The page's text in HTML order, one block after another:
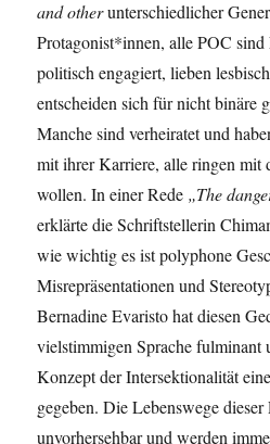
and otherunterschiedlicher
Protagonist*innen, alle POC
politisch engagiert, lieben
entscheiden sich für nicht binäre
Manche sind verheiratet und
mit ihrer Karriere, alle ringen mit
wollen. In einer Rede „The
erklärte die Schriftstellerin
wie wichtig es ist polyphone
Misrepräsentationen und
Bernadine Evaristo hat diesen
vielstimmigen Sprache fulminant
Konzept der Intersektionalität
gegeben. Die Lebenswege dieser
unvorhersehbar und werden